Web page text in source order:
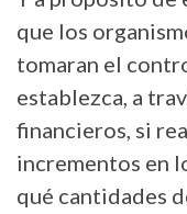
que los
tomaran el
establezca, a
financieros, si
incrementos en
qué cantidades